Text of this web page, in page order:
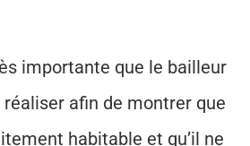
importante que le bailleur
afin de montrer que
habitable et qu’il ne